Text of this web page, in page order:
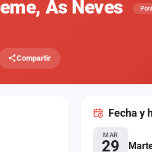
As Neves
Compartir
Fecha y
MAR
29